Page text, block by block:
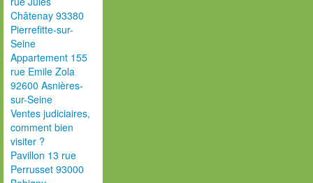
Châtenay 93380
Pierrefitte-sur-
Seine
Appartement 155
rue Emile Zola
92600 Asnières-
sur-Seine
Ventes judiciaires,
comment bien
visiter ?
Pavillon 13 rue
Perrusset 93000